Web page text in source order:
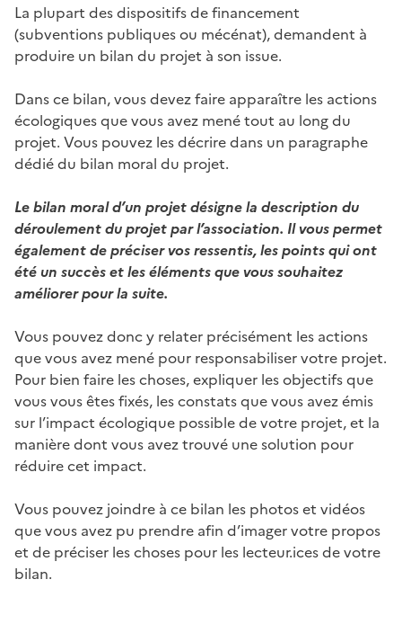
La plupart des dispositifs de financement
(subventions publiques ou mécénat), demandent à
produire un bilan du projet à son issue.
Dans ce bilan, vous devez faire apparaître les actions
écologiques que vous avez mené tout au long du
projet. Vous pouvez les décrire dans un paragraphe
dédié du bilan moral du projet.
Le bilan moral d’un projet désigne la description du
déroulement du projet par l’association. Il vous permet
également de préciser vos ressentis, les points qui ont
été un succès et les éléments que vous souhaitez
améliorer pour la suite.
Vous pouvez donc y relater précisément les actions
que vous avez mené pour responsabiliser votre projet.
Pour bien faire les choses, expliquer les objectifs que
vous vous êtes fixés, les constats que vous avez émis
sur l’impact écologique possible de votre projet, et la
manière dont vous avez trouvé une solution pour
réduire cet impact.
Vous pouvez joindre à ce bilan les photos et vidéos
que vous avez pu prendre afin d’imager votre propos
et de préciser les choses pour les lecteur.ices de votre
bilan.